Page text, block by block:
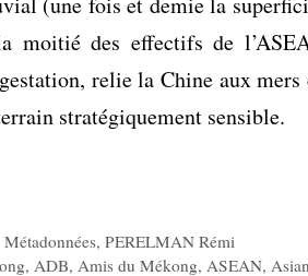
moitié des effectifs de
relie la Chine aux
stratégiquement sensible.
Métadonnées,PERELMAN Rémi
, ADB, Amis du Mékong, ASEAN,